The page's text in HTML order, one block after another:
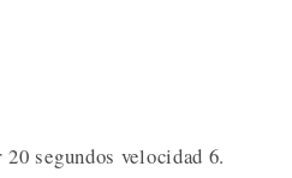
segundos velocidad 6.